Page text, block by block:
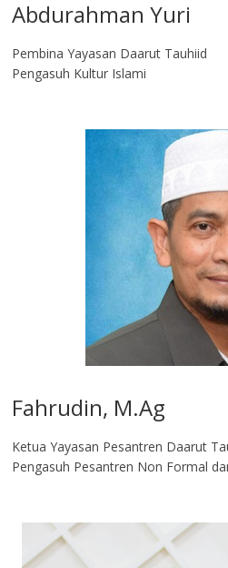
Abdurahman Yuri
Pembina Yayasan Daarut Tauhiid
Pengasuh Kultur Islami
Fahrudin, M.Ag​
Ketua Yayasan Pesantren Daarut
Pengasuh Pesantren Non Formal